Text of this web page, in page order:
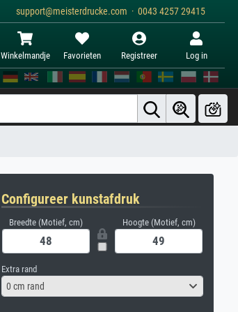
support@meisterdrucke.com · 0043 4257 29415
Winkelmandje Favorieten Registreer Log in
Configureer kunstafdruk
Breedte (Motief, cm) Hoogte (Motief, cm)
Extra rand
0 cm rand